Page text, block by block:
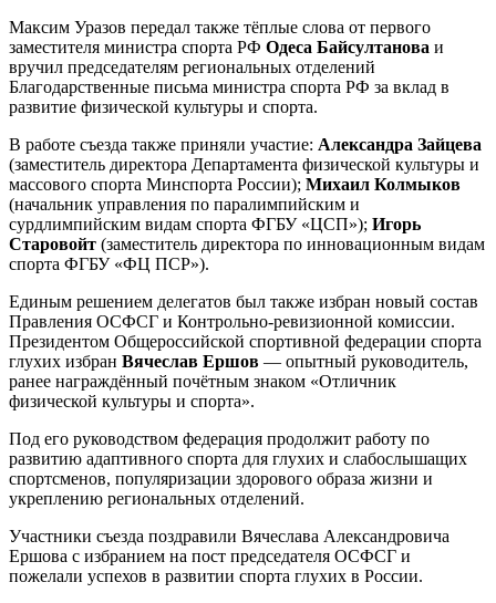
Максим Уразов передал также тёплые слова от первого
заместителя министра спорта РФ Одеса Байсултанова и
вручил председателям региональных отделений
Благодарственные письма министра спорта РФ за вклад в
развитие физической культуры и спорта.
В работе съезда также приняли участие: Александра Зайцева
(заместитель директора Департамента физической культуры и
массового спорта Минспорта России); Михаил Колмыков
(начальник управления по паралимпийским и
сурдлимпийским видам спорта ФГБУ «ЦСП»); Игорь
Старовойт (заместитель директора по инновационным видам
спорта ФГБУ «ФЦ ПСР»).
Единым решением делегатов был также избран новый состав
Правления ОСФСГ и Контрольно-ревизионной комиссии.
Президентом Общероссийской спортивной федерации спорта
глухих избран Вячеслав Ершов — опытный руководитель,
ранее награждённый почётным знаком «Отличник
физической культуры и спорта».
Под его руководством федерация продолжит работу по
развитию адаптивного спорта для глухих и слабослышащих
спортсменов, популяризации здорового образа жизни и
укреплению региональных отделений.
Участники съезда поздравили Вячеслава Александровича
Ершова с избранием на пост председателя ОСФСГ и
пожелали успехов в развитии спорта глухих в России.